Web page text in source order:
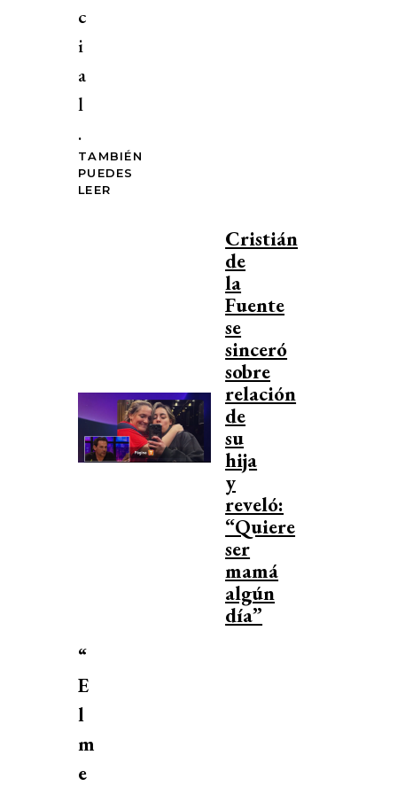
c
i
a
l
.
TAMBIÉN
PUEDES
LEER
Cristián
de
la
Fuente
se
sinceró
sobre
relación
de
su
hija
y
reveló:
“Quiere
ser
mamá
algún
día”
“
E
l
m
e